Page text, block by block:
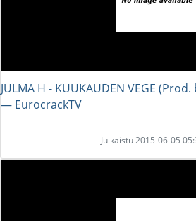
JULMA H - KUUKAUDEN VEGE (Prod.
― EurocrackTV
Julkaistu 2015-06-05